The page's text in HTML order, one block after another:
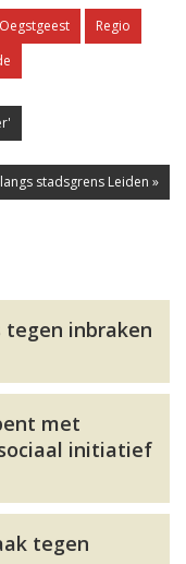
Oegstgeest
Regio
stadsgrens Leiden »
inbraken
met
initiatief
tegen